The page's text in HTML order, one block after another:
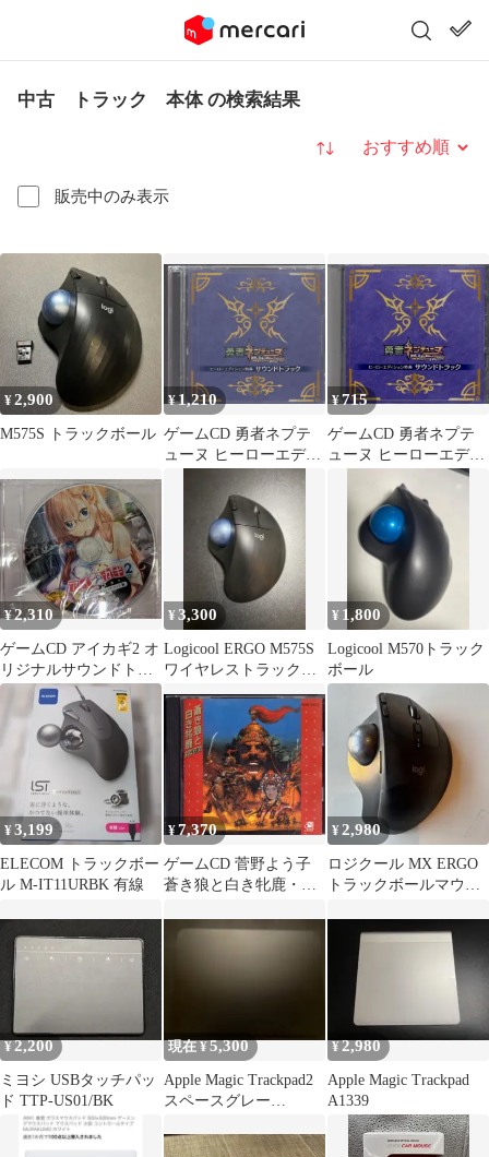
中古 トラック 本体 の検索結果
販売中のみ表示
並び替え
¥2,900
M575S トラックボール
¥1,210
ゲームCD 勇者ネプテ
ューヌ ヒーローエディ
ション同梱特典サウン
ドトラック
¥715
ゲームCD 勇者ネプテ
ューヌ ヒーローエディ
ション同梱特典サウン
ドトラック
¥2,310
ゲームCD アイカギ2 オ
リジナルサウンドトラ
ック
¥3,300
Logicool ERGO M575S
ワイヤレストラックボ
ール 本体
¥ 1,800
Logicool M570トラック
ボール
¥3,199
ELECOM トラックボー
ル M-IT11URBK 有線
¥7,370
ゲームCD 菅野よう子
蒼き狼と白き牝鹿・ジ
ラック
¥2,980
ロジクール MX ERGO
トラックボールマウス
¥2,200
ミヨシ USBタッチパッ
ド TTP-US01/BK
現在 ¥5,300
Apple Magic Trackpad2
スペースグレー
¥2,980
Apple Magic Trackpad
A1339